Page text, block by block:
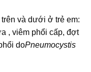
và dưới ở trẻ em:
, viêm phổi cấp, đợt
doPneumocystis